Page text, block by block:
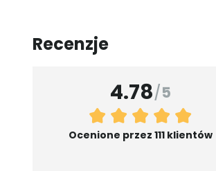
Recenzje
4.78/5
Ocenione przez 111 klientów